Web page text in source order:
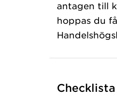
antagen till
hoppas du